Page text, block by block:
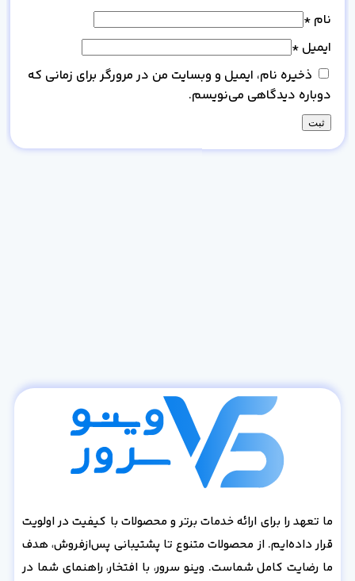
نام *
ایمیل *
ذخیره نام، ایمیل و وبسایت من در مرورگر برای زمانی که
دوباره دیدگاهی می‌نویسم.
ما تعهد را برای ارائه خدمات برتر و محصولات با کیفیت در اولویت
قرار داده‌ایم. از محصولات متنوع تا پشتیبانی پس‌از‌فروش، هدف
ما رضایت کامل شماست. وینو سرور، با افتخار، راهنمای شما در